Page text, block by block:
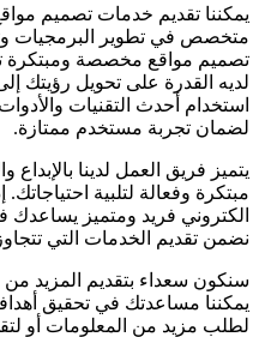
يمكننا تقديم خدمات تصميم
متخصص في تطوير البرمجيات
تصميم مواقع مخصصة ومبتكرة
لديه القدرة على تحويل رؤيتك
استخدام أحدث التقنيات
لضمان تجربة مستخدم ممتازة.
يتميز فريق العمل لدينا بالإبداع
مبتكرة وفعالة لتلبية
الكتروني فريد ومتميز يساعدك
نضمن تقديم الخدمات التي
سنكون سعداء بتقديم المزيد
يمكننا مساعدتك في تحقيق
لطلب مزيد من المعلومات أو